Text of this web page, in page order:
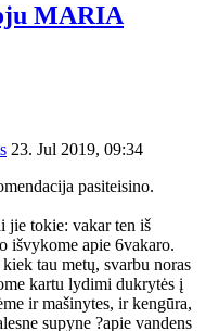
MARIA
23. Jul 2019, 09:34
pasiteisino.
jie tokie: vakar ten iš
išvykome apie 6vakaro.
tau metų, svarbu noras
kartu lydimi dukrytės į
ir mašinytes, ir kengūra,
supyne ?apie vandens